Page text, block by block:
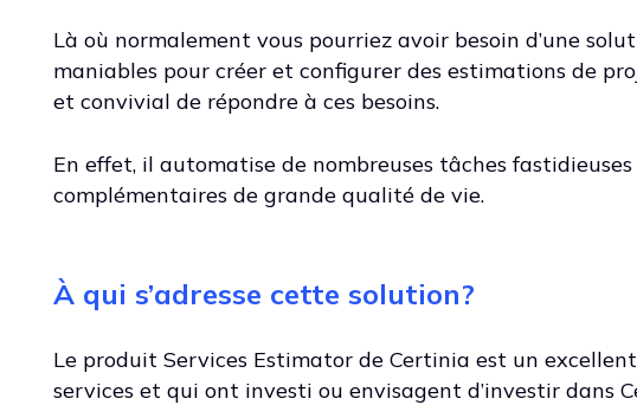
Là où normalement vous pourriez avoir besoin d’une
maniables pour créer et configurer des estimations de
et convivial de répondre à ces besoins.
En effet, il automatise de nombreuses tâches
complémentaires de grande qualité de vie.
À qui s’adresse cette solution?
Le produit Services Estimator de Certinia est un
services et qui ont investi ou envisagent d’investir dans